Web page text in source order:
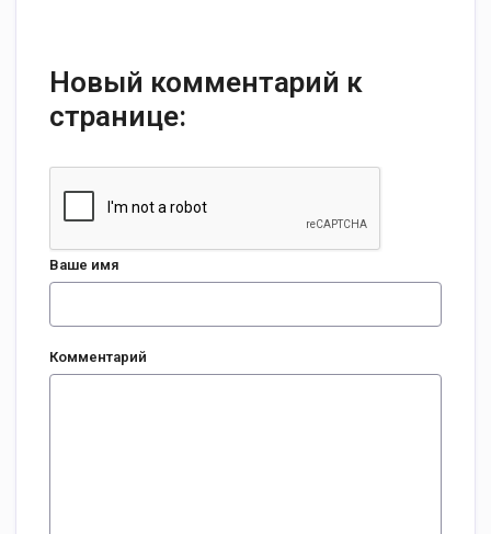
Новый комментарий к
странице:
Ваше имя
Комментарий